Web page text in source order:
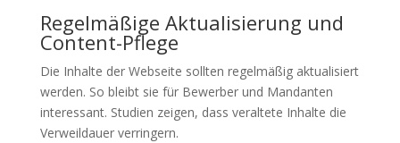
Regelmäßige Aktualisierung und
Content-Pflege
Die Inhalte der Webseite sollten regelmäßig aktualisiert
werden. So bleibt sie für Bewerber und Mandanten
interessant. Studien zeigen, dass veraltete Inhalte die
Verweildauer verringern.